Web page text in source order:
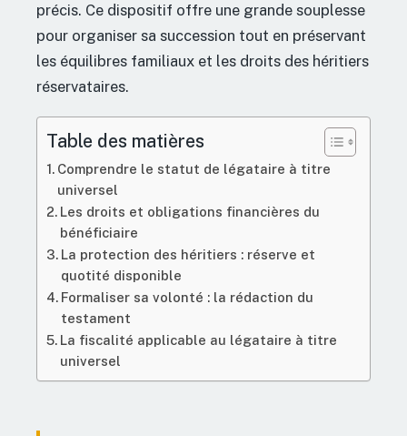
précis. Ce dispositif offre une grande souplesse
pour organiser sa succession tout en préservant
les équilibres familiaux et les droits des héritiers
réservataires.
Table des matières
Comprendre le statut de légataire à titre
universel
Les droits et obligations financières du
bénéficiaire
La protection des héritiers : réserve et
quotité disponible
Formaliser sa volonté : la rédaction du
testament
La fiscalité applicable au légataire à titre
universel